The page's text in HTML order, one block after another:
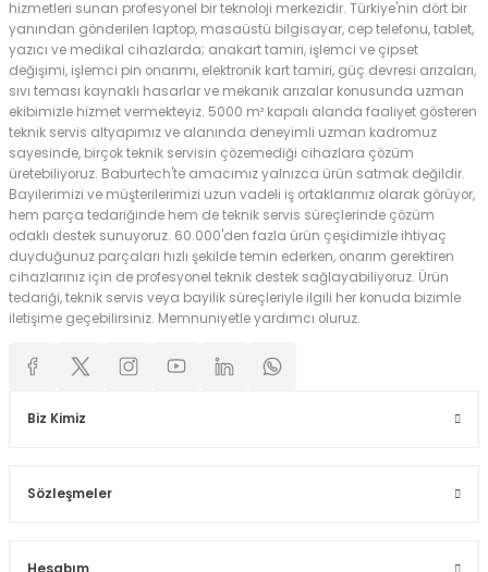
hizmetleri sunan profesyonel bir teknoloji merkezidir. Türkiye'nin dört bir
yanından gönderilen laptop, masaüstü bilgisayar, cep telefonu, tablet,
yazıcı ve medikal cihazlarda; anakart tamiri, işlemci ve çipset
değişimi, işlemci pin onarımı, elektronik kart tamiri, güç devresi arızaları,
sıvı teması kaynaklı hasarlar ve mekanik arızalar konusunda uzman
ekibimizle hizmet vermekteyiz. 5000 m² kapalı alanda faaliyet gösteren
teknik servis altyapımız ve alanında deneyimli uzman kadromuz
sayesinde, birçok teknik servisin çözemediği cihazlara çözüm
üretebiliyoruz. Baburtech'te amacımız yalnızca ürün satmak değildir.
Bayilerimizi ve müşterilerimizi uzun vadeli iş ortaklarımız olarak görüyor,
hem parça tedariğinde hem de teknik servis süreçlerinde çözüm
odaklı destek sunuyoruz. 60.000'den fazla ürün çeşidimizle ihtiyaç
duyduğunuz parçaları hızlı şekilde temin ederken, onarım gerektiren
cihazlarınız için de profesyonel teknik destek sağlayabiliyoruz. Ürün
tedariği, teknik servis veya bayilik süreçleriyle ilgili her konuda bizimle
iletişime geçebilirsiniz. Memnuniyetle yardımcı oluruz.
Biz Kimiz
Sözleşmeler